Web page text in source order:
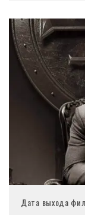
Дата выхода